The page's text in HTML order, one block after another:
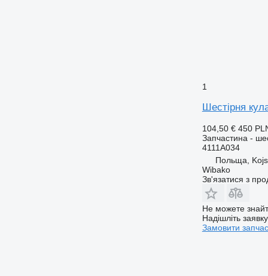
1
Шестірня
104,50 € 450
Запчастина -
4111A034
Польща,
Wibako
Зв'язатися з
Не можете
Надішліть
Замовити